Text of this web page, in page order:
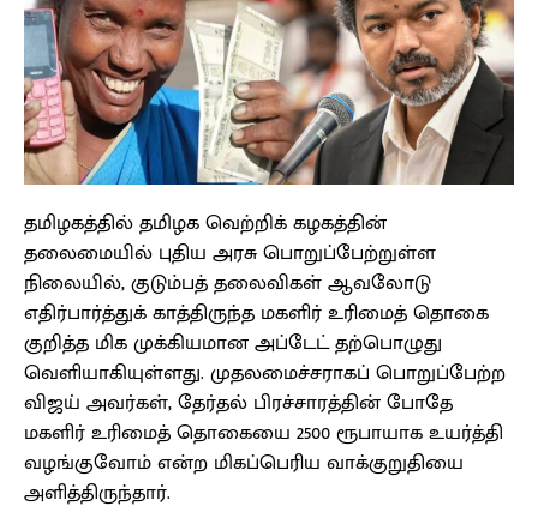
தமிழகத்தில் தமிழக வெற்றிக் கழகத்தின்
தலைமையில் புதிய அரசு பொறுப்பேற்றுள்ள
நிலையில், குடும்பத் தலைவிகள் ஆவலோடு
எதிர்பார்த்துக் காத்திருந்த மகளிர் உரிமைத் தொகை
குறித்த மிக முக்கியமான அப்டேட் தற்பொழுது
வெளியாகியுள்ளது. முதலமைச்சராகப் பொறுப்பேற்ற
விஜய் அவர்கள், தேர்தல் பிரச்சாரத்தின் போதே
மகளிர் உரிமைத் தொகையை 2500 ரூபாயாக உயர்த்தி
வழங்குவோம் என்ற மிகப்பெரிய வாக்குறுதியை
அளித்திருந்தார்.